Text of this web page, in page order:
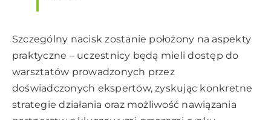
Szczególny nacisk zostanie położony na aspekty
praktyczne – uczestnicy będą mieli dostęp do
warsztatów prowadzonych przez
doświadczonych ekspertów, zyskując konkretne
strategie działania oraz możliwość nawiązania